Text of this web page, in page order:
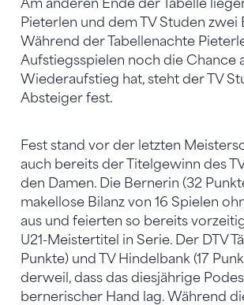
Am anderen Ende der Tabelle
Pieterlen und dem TV Studen zwei
Während der Tabellenachte
Aufstiegsspielen noch die Chance
Wiederaufstieg hat, steht der TV
Absteiger fest.
Fest stand vor der letzten
auch bereits der Titelgewinn des
den Damen. Die Bernerin (32
makellose Bilanz von 16 Spielen
aus und feierten so bereits
U21-Meistertitel in Serie. Der DTV
Punkte) und TV Hindelbank (17
derweil, dass das diesjährige
bernerischer Hand lag. Während